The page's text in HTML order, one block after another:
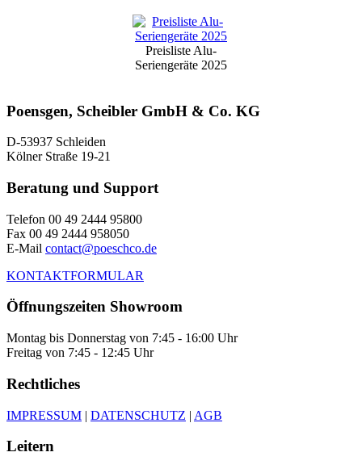
Preisliste Alu-
Seriengeräte 2025
Poensgen, Scheibler GmbH & Co. KG
D-53937 Schleiden
Kölner Straße 19-21
Beratung und Support
Telefon 00 49 2444 95800
Fax 00 49 2444 958050
E-Mail contact@poeschco.de
KONTAKTFORMULAR
Öffnungszeiten Showroom
Montag bis Donnerstag von 7:45 - 16:00 Uhr
Freitag von 7:45 - 12:45 Uhr
Rechtliches
IMPRESSUM | DATENSCHUTZ | AGB
Leitern